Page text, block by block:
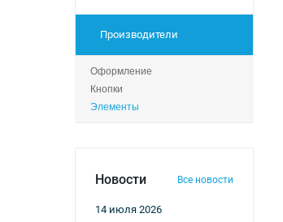
Производители
Оформление
Кнопки
Элементы
Новости Все новости
14 июля 2026